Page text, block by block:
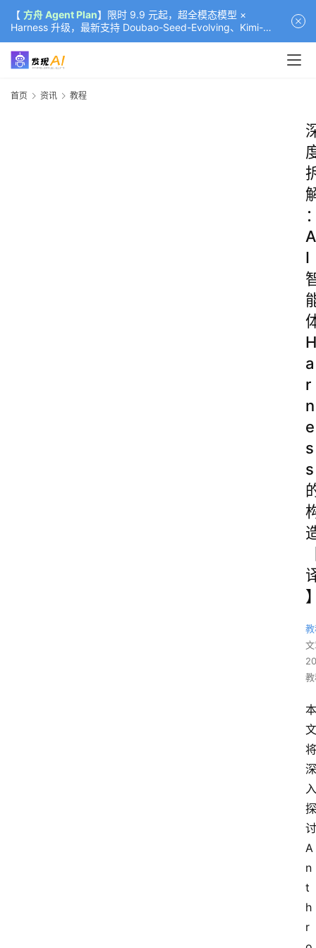
【 方舟 Agent Plan】限时 9.9 元起，超全模态模型 ×
Harness 升级，最新支持 Doubao-Seed-Evolving、Kimi-
K3（部分）、GLM-5.2
首页 资讯 教程
A
I
H
a
r
n
e
s
s
本
文
将
深
入
探
讨
A
n
t
h
r